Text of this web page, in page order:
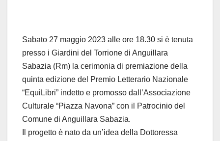
Sabato 27 maggio 2023 alle ore 18.30 si è tenuta
presso i Giardini del Torrione di Anguillara
Sabazia (Rm) la cerimonia di premiazione della
quinta edizione del Premio Letterario Nazionale
“EquiLibri” indetto e promosso dall’Associazione
Culturale “Piazza Navona” con il Patrocinio del
Comune di Anguillara Sabazia.
Il progetto è nato da un’idea della Dottoressa